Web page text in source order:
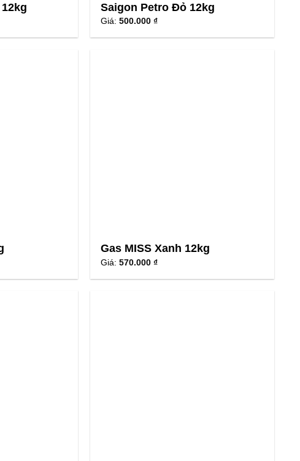
Saigon Petro Đỏ 12kg
Giá:500.000 ₫
Gas MISS Xanh 12kg
Giá:570.000 ₫